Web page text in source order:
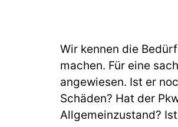
Wir kennen die
machen. Für eine
angewiesen. Ist er
Schäden? Hat der
Allgemeinzustand?